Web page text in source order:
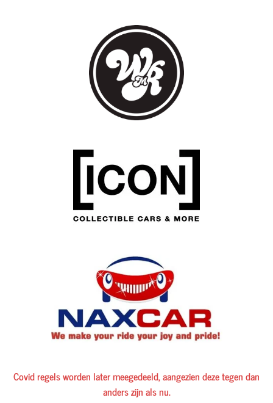
Covid regels worden later meegedeeld, aangezien deze tegen dan
anders zijn als nu.